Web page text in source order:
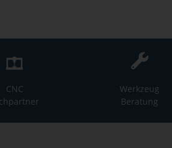
CNC
Werkzeug
Beratung